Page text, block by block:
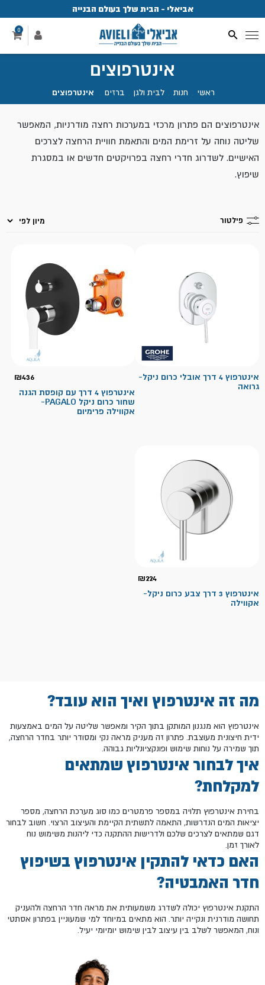
אביאלי - הבית שלך בעולם הבנייה
0
אינטרפוצים
ראשי חנות לבית ולגן ברזים אינטרפוצים
אינטרפוצים הם פתרון מרכזי במערכות רחצה מודרניות, המאפשר
שליטה נוחה על זרימת המים והתאמת חוויית הרחצה לצרכים
האישיים. לשדרוג חדרי רחצה בפרויקטים חדשים או במסגרת
שיפוץ.
פילטור
אינטרפוץ 4 דרך אובלי כרום ניקל-
גרואה
₪436
אינטרפוץ 4 דרך עם קופסת הגנה
שחור כרום ניקל PAGALO-
אקווילה פרימיום
₪224
אינטרפוץ 3 דרך צבע כרום ניקל-
אקווילה
מה זה אינטרפוץ ואיך הוא עובד?
אינטרפוץ הוא מנגנון המותקן בתוך הקיר ומאפשר שליטה על המים באמצעות
ידית חיצונית מעוצבת. פתרון זה מעניק מראה נקי ומסודר יותר בחדר הרחצה,
תוך שמירה על נוחות שימוש ופונקציונליות גבוהה.
איך לבחור אינטרפוץ שמתאים
למקלחת?
בחירת אינטרפוץ תלויה במספר פרמטרים כמו סוג מערכת הרחצה, מספר
יציאות המים הנדרשות, התאמה לתשתית הקיימת והעיצוב הרצוי. חשוב לבחור
דגם שמתאים לצרכים שלכם ולדרישות ההתקנה כדי ליהנות משימוש נוח
לאורך זמן.
האם כדאי להתקין אינטרפוץ בשיפוץ
חדר האמבטיה?
התקנת אינטרפוץ יכולה לשדרג משמעותית את מראה חדר הרחצה ולהעניק
תחושה מודרנית ונקייה יותר. הוא מתאים במיוחד למי שמעוניין בפתרון אסתטי
ונוח, המאפשר לשלב בין עיצוב לבין שימוש יומיומי יעיל.